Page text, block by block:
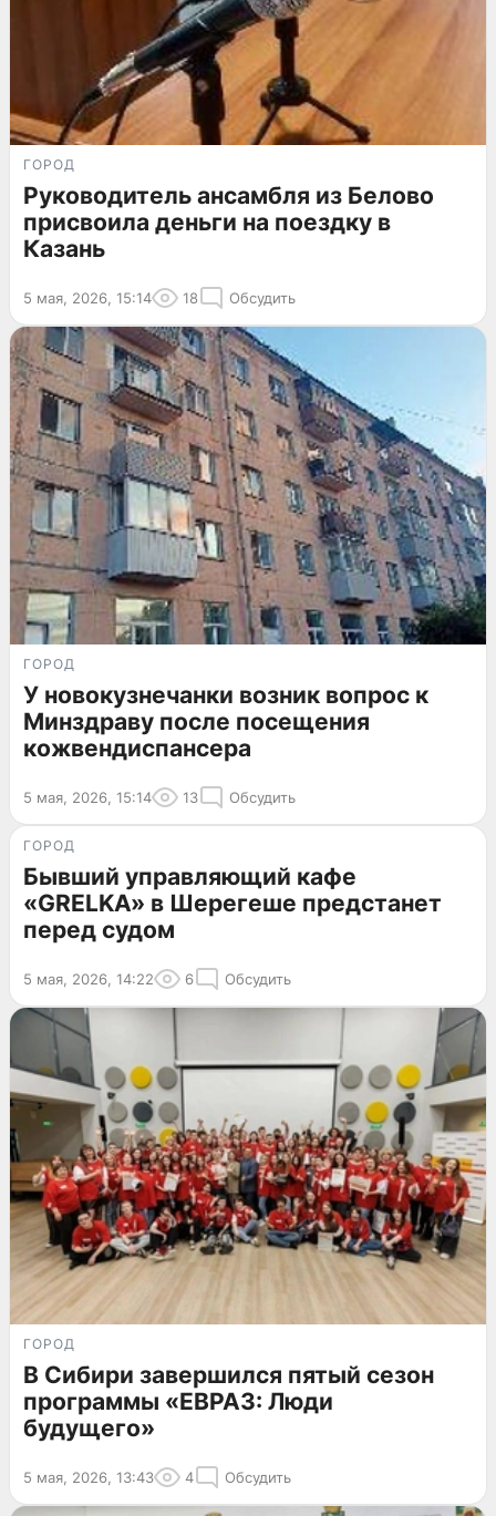
ГОРОД
Руководитель ансамбля из Белово
присвоила деньги на поездку в
Казань
5 мая, 2026, 15:14 18 Обсудить
ГОРОД
У новокузнечанки возник вопрос к
Минздраву после посещения
кожвендиспансера
5 мая, 2026, 15:14 13 Обсудить
ГОРОД
Бывший управляющий кафе
«GRELKA» в Шерегеше предстанет
перед судом
5 мая, 2026, 14:22 6 Обсудить
ГОРОД
В Сибири завершился пятый сезон
программы «ЕВРАЗ: Люди
будущего»
5 мая, 2026, 13:43 4 Обсудить